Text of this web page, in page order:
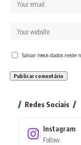
Salvar meus dados neste
Redes Sociais
Instagram
Follow